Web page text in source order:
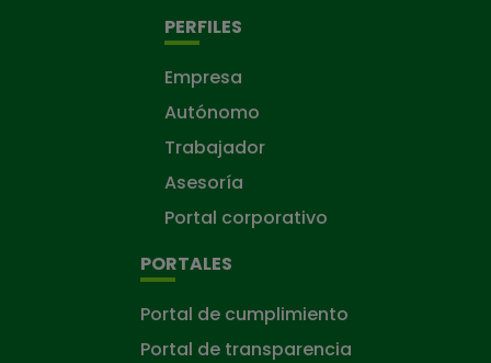
PERFILES
Empresa
Autónomo
Trabajador
Asesoría
Portal corporativo
PORTALES
Portal de cumplimiento
Portal de transparencia